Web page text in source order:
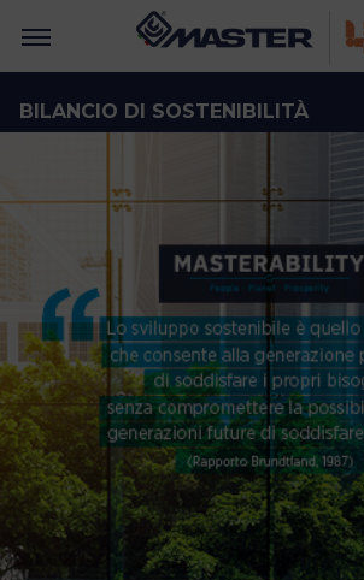
BILANCIO DI SOSTENIBILITÀ